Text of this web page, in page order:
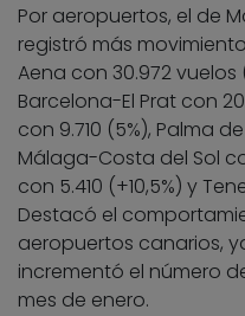
Por aeropuertos, el de
registró más
Aena con 30.972
Barcelona-El Prat con
con 9.710 (5%), Palma
Málaga-Costa del Sol
con 5.410 (+10,5%) y
Destacó el
aeropuertos canarios,
incrementó el número
mes de enero.